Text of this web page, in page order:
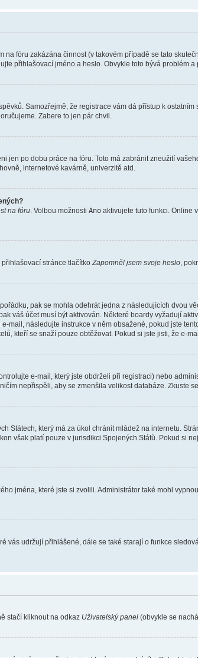
fóru zakázána činnost (v takovém případě se tato
přihlašovací jméno a heslo. Obvykle toto bývá problém
Samozřejmě, že registrace vám dá přístup k
Zabere to jen pár chvil.
jen po dobu práce na fóru. Toto má zabránit zneužití
internetové kavárně, univerzitě atd.
na fóru. Volbou možnosti Ano aktivujete tuto funkci. Online
přihlašovací stránce tlačítkoZapomněl jsem svoje heslo,
pak se mohla odehrát jedna z následujících dvou
váš účet musí být aktivován. Některé boardy vyžadují
mail, následujte instrukce v něm obsažené, pokud jste
kteří se snaží pouze obtěžovat. Pokud si jste jisti, že e-
e-mail, který jste obdrželi při registraci) nebo
nepřispěli, aby se zmenšila velikost databáze. Zkuste
Státech, který má za úkol chránit mládež na internetu.
však platí pouze v jurisdikci Spojených Států. Pokud si
jména, které jste si zvolili. Administrátor také mohl
vás udržují přihlášené, dále se také starají o funkce
stačí kliknout na odkaz Uživatelský panel (obvykle se